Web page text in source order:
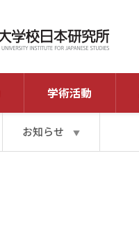
学術活動
お知らせ ▼